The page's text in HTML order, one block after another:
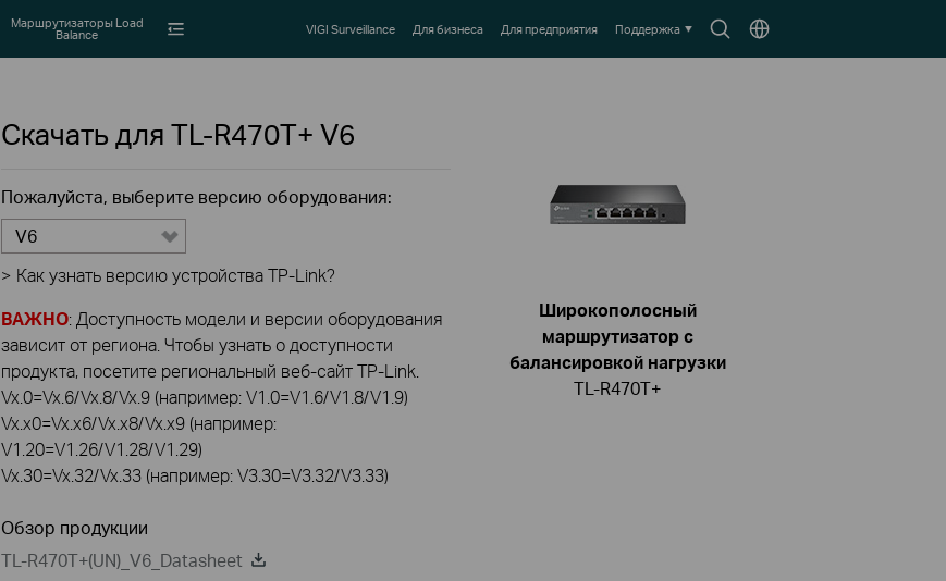
SearchВыберите
Маршрутизаторы Load
Balance VIGI Surveillance Для бизнеса Для предприятия Поддержка
Скачать для TL-R470T+ V6
Пожалуйста, выберите версию оборудования:
V6
> Как узнать версию устройства TP-Link?
ВАЖНО: Доступность модели и версии оборудования
зависит от региона. Чтобы узнать о доступности
продукта, посетите региональный веб-сайт TP-Link.
Vx.0=Vx.6/Vx.8/Vx.9 (например: V1.0=V1.6/V1.8/V1.9)
Vx.x0=Vx.x6/Vx.x8/Vx.x9 (например:
V1.20=V1.26/V1.28/V1.29)
Vx.30=Vx.32/Vx.33 (например: V3.30=V3.32/V3.33)
Обзор продукции
TL-R470T+(UN)_V6_Datasheet
Широкополосный
маршрутизатор с
балансировкой нагрузки
TL-R470T+